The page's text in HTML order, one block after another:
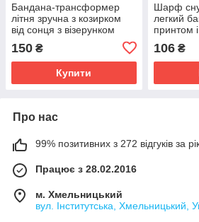
Бандана-трансформер
літня зручна з козирком
від сонця з візерунком
кольору
150 ₴
Купити
Шарф
легкий
принтом
180*45
106₴
Про нас
99% позитивних з 272 відгуків за
Працює з 28.02.2016
м. Хмельницький
вул. Інститутська, Хмельницький,